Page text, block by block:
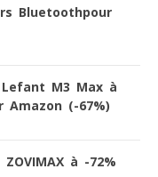
Bluetoothpour
M3 Max à
(-67%)
à -72%